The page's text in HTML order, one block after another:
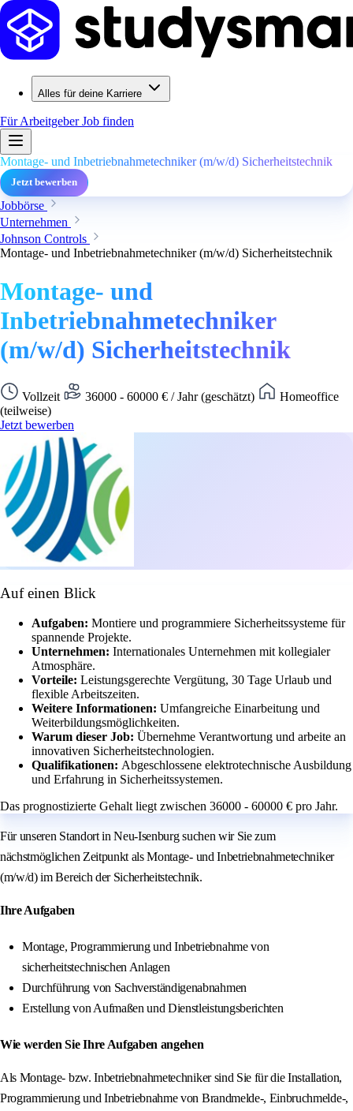
Alles für deine Karriere
Für ArbeitgeberJob finden
Montage- und Inbetriebnahmetechniker (m/w/d) Sicherheitstechnik
Jetzt bewerben
Jobbörse
Unternehmen
Johnson Controls
Montage- und Inbetriebnahmetechniker (m/w/d) Sicherheitstechnik
Montage- und
Inbetriebnahmetechniker
(m/w/d) Sicherheitstechnik
Vollzeit 36000 - 60000 € / Jahr (geschätzt)
Homeoffice
(teilweise)
Jetzt bewerben
Auf einen Blick
Aufgaben: Montiere und programmiere Sicherheitssysteme für
spannende Projekte.
Unternehmen: Internationales Unternehmen mit kollegialer
Atmosphäre.
Vorteile: Leistungsgerechte Vergütung, 30 Tage Urlaub und
flexible Arbeitszeiten.
Weitere Informationen: Umfangreiche Einarbeitung und
Weiterbildungsmöglichkeiten.
Warum dieser Job: Übernehme Verantwortung und arbeite an
innovativen Sicherheitstechnologien.
Qualifikationen: Abgeschlossene elektrotechnische Ausbildung
und Erfahrung in Sicherheitssystemen.
Das prognostizierte Gehalt liegt zwischen 36000 - 60000 € pro Jahr.
Für unseren Standort in Neu-Isenburg suchen wir Sie zum
nächstmöglichen Zeitpunkt als Montage- und Inbetriebnahmetechniker
(m/w/d) im Bereich der Sicherheitstechnik.
Ihre Aufgaben
Montage, Programmierung und Inbetriebnahme von
sicherheitstechnischen Anlagen
Durchführung von Sachverständigenabnahmen
Erstellung von Aufmaßen und Dienstleistungsberichten
Wie werden Sie Ihre Aufgaben angehen
Als Montage- bzw. Inbetriebnahmetechniker sind Sie für die Installation,
Programmierung und Inbetriebnahme von Brandmelde-, Einbruchmelde-,